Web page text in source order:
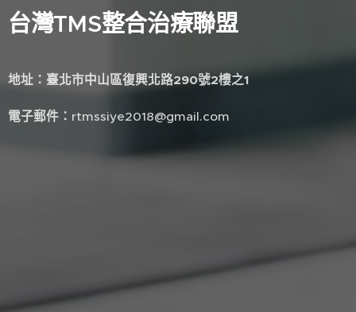
台灣TMS整合治療聯盟
地址 ： 臺北市中山區復興北路290號2樓之1
電子郵件 ： rtmssiye2018@gmail.com